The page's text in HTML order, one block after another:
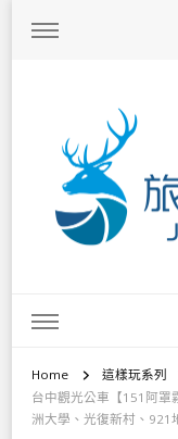
Home 這樣玩系列
台中觀光公車【151阿罩
洲大學、光復新村、921